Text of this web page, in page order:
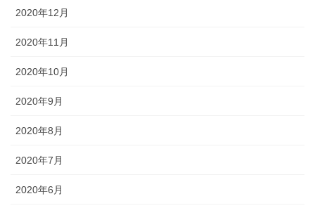
2020年12月
2020年11月
2020年10月
2020年9月
2020年8月
2020年7月
2020年6月